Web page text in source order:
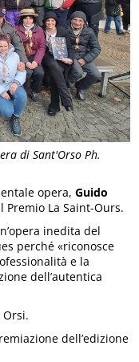
di Sant'Orso Ph.
opera,Guido
La Saint-Ours.
inedita del
perché «riconosce
e la
dell’autentica
Orsi.
dell’edizione